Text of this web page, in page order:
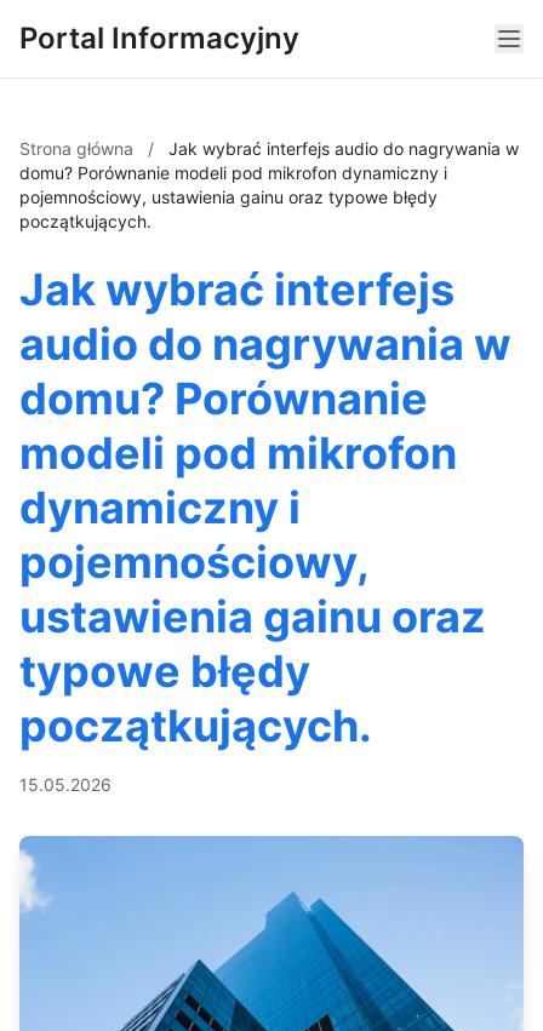
Portal Informacyjny
Strona główna /
Jak wybrać interfejs audio do nagrywania w
domu? Porównanie modeli pod mikrofon dynamiczny i
pojemnościowy, ustawienia gainu oraz typowe błędy
początkujących.
Jak wybrać interfejs
audio do nagrywania w
domu? Porównanie
modeli pod mikrofon
dynamiczny i
pojemnościowy,
ustawienia gainu oraz
typowe błędy
początkujących.
15.05.2026